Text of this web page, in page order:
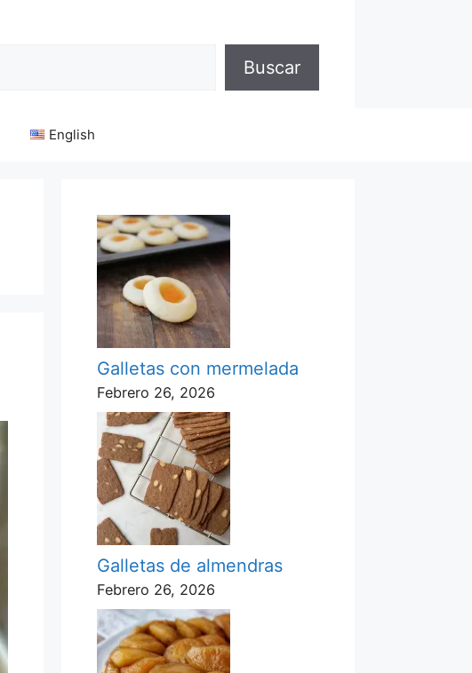
Buscar
English
Galletas con mermelada
Febrero 26, 2026
Galletas de almendras
Febrero 26, 2026